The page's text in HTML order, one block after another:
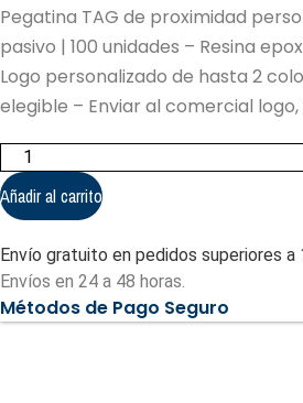
Pegatina TAG de proximidad
pasivo | 100 unidades – Resina
Logo personalizado de hasta 2
elegible – Enviar al comercial
Pegatina
TAG
de
proximidad
personalizable
EM
125
kHz
pasivo
|
Añadir al carrito
Envío gratuito en pedidos superiores a
Envíos en 24 a 48 horas.
Métodos de Pago Seguro